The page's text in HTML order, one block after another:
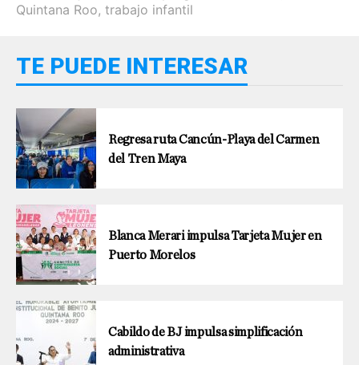
Quintana Roo, trabajo infantil
TE PUEDE INTERESAR
Regresa ruta Cancún-Playa del Carmen
del Tren Maya
Blanca Merari impulsa Tarjeta Mujer en
Puerto Morelos
Cabildo de BJ impulsa simplificación
administrativa